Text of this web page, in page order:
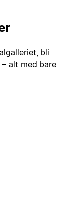
bli
alt med bare